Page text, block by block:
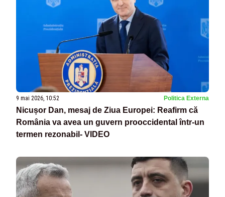
9 mai 2026, 10:52 Politica Externa
Nicușor Dan, mesaj de Ziua Europei: Reafirm că
România va avea un guvern prooccidental într-un
termen rezonabil- VIDEO